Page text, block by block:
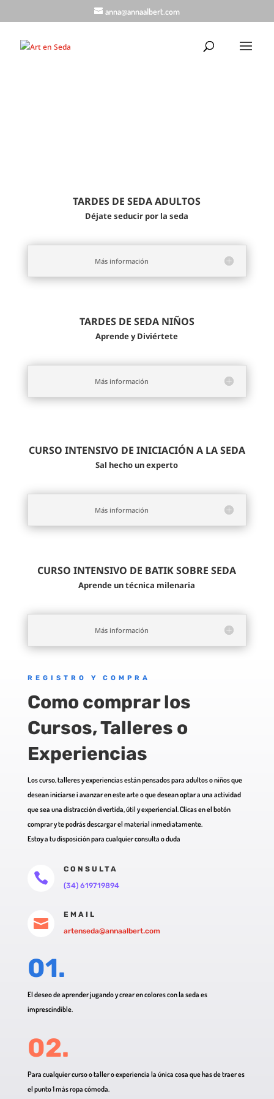
anna@annaalbert.com
TARDES DE SEDA ADULTOS
Déjate seducir por la seda
Más información
TARDES DE SEDA NIÑOS
Aprende y Diviértete
Más información
CURSO INTENSIVO DE INICIACIÓN A LA SEDA
Sal hecho un experto
Más información
CURSO INTENSIVO DE BATIK SOBRE SEDA
Aprende un técnica milenaria
Más información
REGISTRO Y COMPRA
Como comprar los
Cursos, Talleres o
Experiencias
Los curso, talleres y experiencias están pensados para adultos o niños que
desean iniciarse i avanzar en este arte o que desean optar a una actividad
que sea una distracción divertida, útil y experiencial. Clicas en el botón
comprar y te podrás descargar el material inmediatamente.
Estoy a tu disposición para cualquier consulta o duda

CONSULTA
(34) 619719894

EMAIL
artenseda@annaalbert.com
01.
El deseo de aprender jugando y crear en colores con la seda es
imprescindible.
02.
Para cualquier curso o taller o experiencia la única cosa que has de traer es
el punto 1 más ropa cómoda.